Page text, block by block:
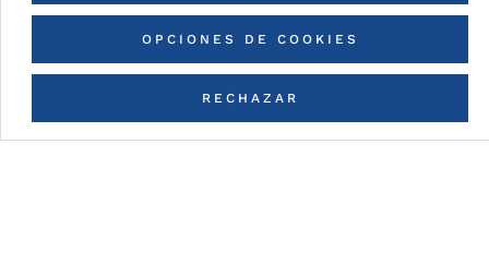
OPCIONES DE COOKIES
RECHAZAR
2